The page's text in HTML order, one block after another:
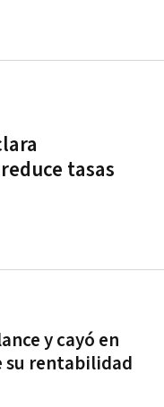
tasas
y cayó en
su rentabilidad